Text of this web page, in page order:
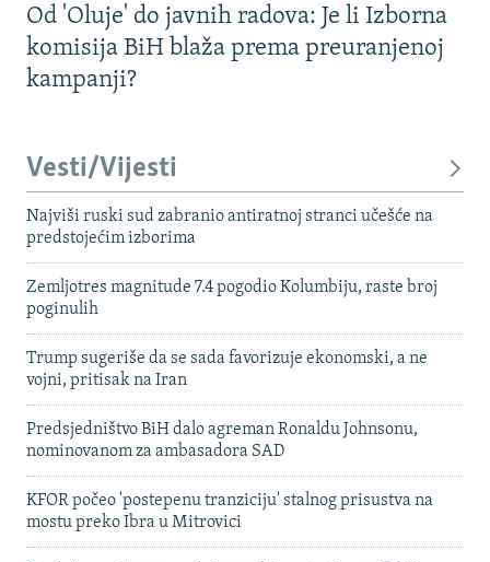
Od 'Oluje' do javnih radova: Je li Izborna
komisija BiH blaža prema preuranjenoj
kampanji?
Vesti/Vijesti
Najviši ruski sud zabranio antiratnoj stranci učešće na
predstojećim izborima
Zemljotres magnitude 7.4 pogodio Kolumbiju, raste broj
poginulih
Trump sugeriše da se sada favorizuje ekonomski, a ne
vojni, pritisak na Iran
Predsjedništvo BiH dalo agreman Ronaldu Johnsonu,
nominovanom za ambasadora SAD
KFOR počeo 'postepenu tranziciju' stalnog prisustva na
mostu preko Ibra u Mitrovici